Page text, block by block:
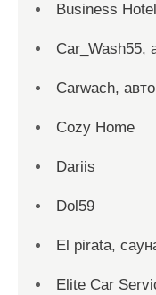
Business
Car_Wash55,
Carwach,
Cozy Home
Dariis
Dol59
El pirata,
Elite Car